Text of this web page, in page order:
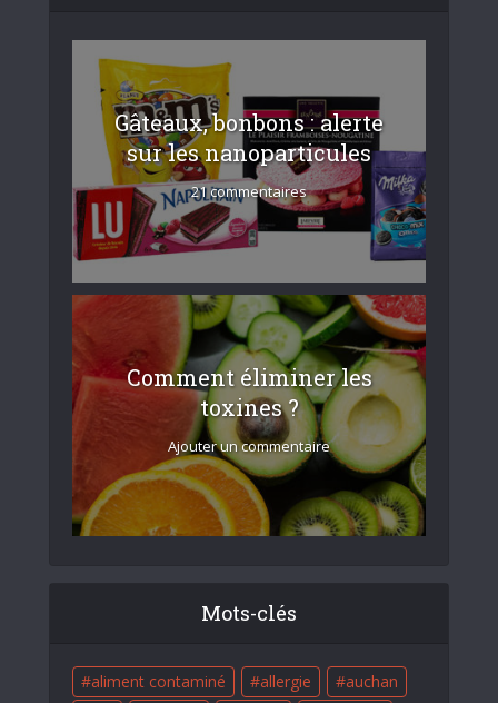
Gâteaux, bonbons : alerte
sur les nanoparticules
21 commentaires
Comment éliminer les
toxines ?
Ajouter un commentaire
Mots-clés
aliment contaminé allergie
auchan